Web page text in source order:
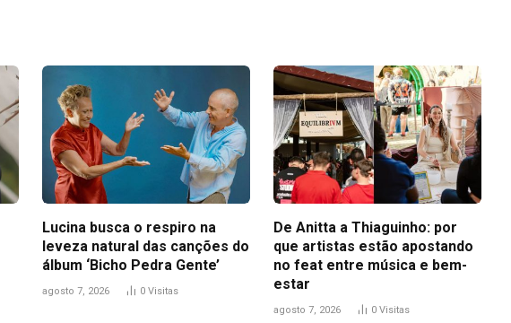
Lucina busca o respiro na
leveza natural das canções do
álbum ‘Bicho Pedra Gente’
agosto 7, 2026 0 Visitas
De Anitta a Thiaguinho: por
que artistas estão apostando
no feat entre música e bem-
estar
agosto 7, 2026 0 Visitas